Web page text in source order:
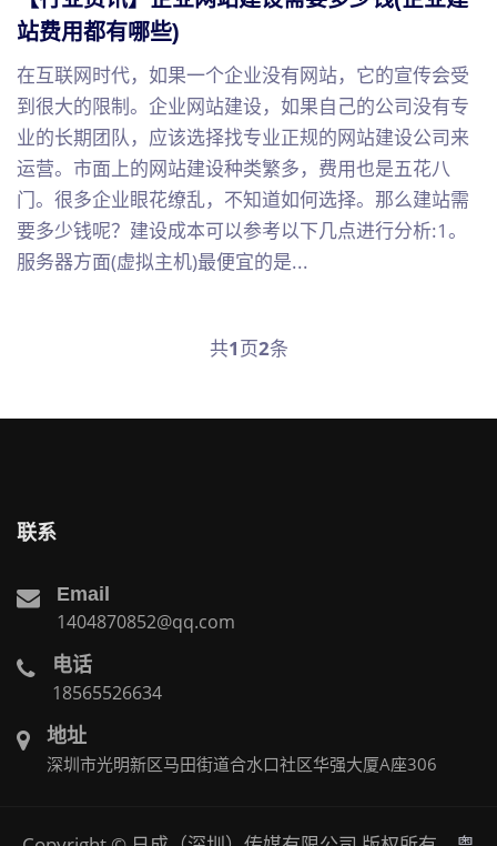
站费用都有哪些)
在互联网时代，如果一个企业没有网站，它的宣传会受
到很大的限制。企业网站建设，如果自己的公司没有专
业的长期团队，应该选择找专业正规的网站建设公司来
运营。市面上的网站建设种类繁多，费用也是五花八
门。很多企业眼花缭乱，不知道如何选择。那么建站需
要多少钱呢？建设成本可以参考以下几点进行分析:1。
服务器方面(虚拟主机)最便宜的是...
共1页2条
联系
Email
1404870852@qq.com
电话
18565526634
地址
深圳市光明新区马田街道合水口社区华强大厦A座306